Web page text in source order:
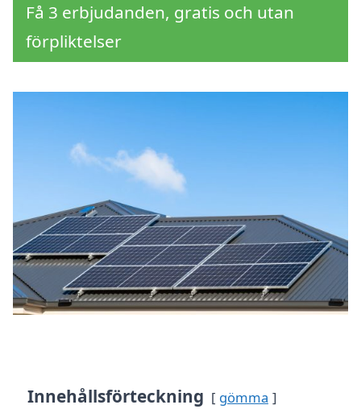
Få 3 erbjudanden, gratis och utan
förpliktelser
Innehållsförteckning gömma